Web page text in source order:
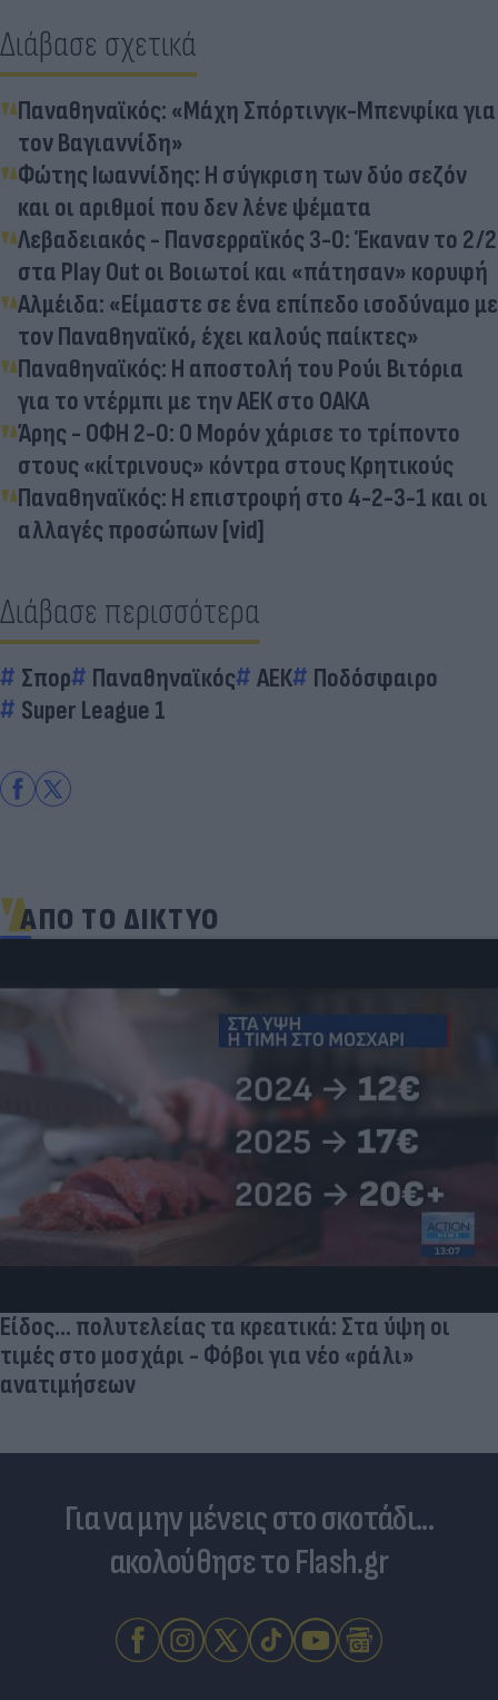
Διάβασε σχετικά
Παναθηναϊκός: «Μάχη Σπόρτινγκ-Μπενφίκα για
τον Βαγιαννίδη»
Φώτης Ιωαννίδης: Η σύγκριση των δύο σεζόν
και οι αριθμοί που δεν λένε ψέματα
Λεβαδειακός - Πανσερραϊκός 3-0: Έκαναν το 2/2
στα Play Out οι Βοιωτοί και «πάτησαν» κορυφή
Αλμέιδα: «Είμαστε σε ένα επίπεδο ισοδύναμο με
τον Παναθηναϊκό, έχει καλούς παίκτες»
Παναθηναϊκός: Η αποστολή του Ρούι Βιτόρια
για το ντέρμπι με την ΑΕΚ στο ΟΑΚΑ
Άρης - ΟΦΗ 2-0: Ο Μορόν χάρισε το τρίποντο
στους «κίτρινους» κόντρα στους Κρητικούς
Παναθηναϊκός: Η επιστροφή στο 4-2-3-1 και οι
αλλαγές προσώπων [vid]
Διάβασε περισσότερα
Σπορ Παναθηναϊκός ΑΕΚ
Ποδόσφαιρο
Super League 1
ΑΠΟ ΤΟ ΔΙΚΤΥΟ
Είδος... πολυτελείας τα κρεατικά: Στα ύψη οι
τιμές στο μοσχάρι - Φόβοι για νέο «ράλι»
ανατιμήσεων
Για να μην μένεις στο σκοτάδι...
ακολούθησε το Flash.gr